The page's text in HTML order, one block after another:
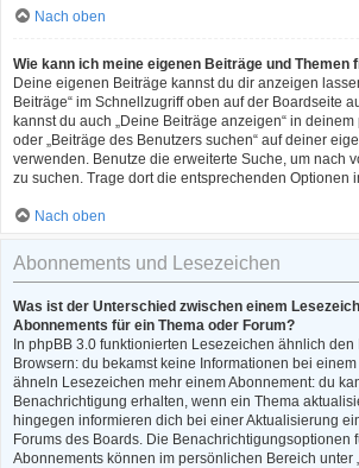
Nach oben
Wie kann ich meine eigenen Beiträge und Themen
Deine eigenen Beiträge kannst du dir anzeigen
Beiträge“ im Schnellzugriff oben auf der Boardseite
kannst du auch „Deine Beiträge anzeigen“ in
oder „Beiträge des Benutzers suchen“ auf deiner
verwenden. Benutze die erweiterte Suche, um nach
zu suchen. Trage dort die entsprechenden Optionen
Nach oben
Abonnements und Lesezeichen
Was ist der Unterschied zwischen einem
Abonnements für ein Thema oder Forum?
In phpBB 3.0 funktionierten Lesezeichen ähnlich
Browsern: du bekamst keine Informationen bei
ähneln Lesezeichen mehr einem Abonnement: du
Benachrichtigung erhalten, wenn ein Thema
hingegen informieren dich bei einer Aktualisierung
Forums des Boards. Die Benachrichtigungsoptionen
Abonnements können im persönlichen Bereich unter